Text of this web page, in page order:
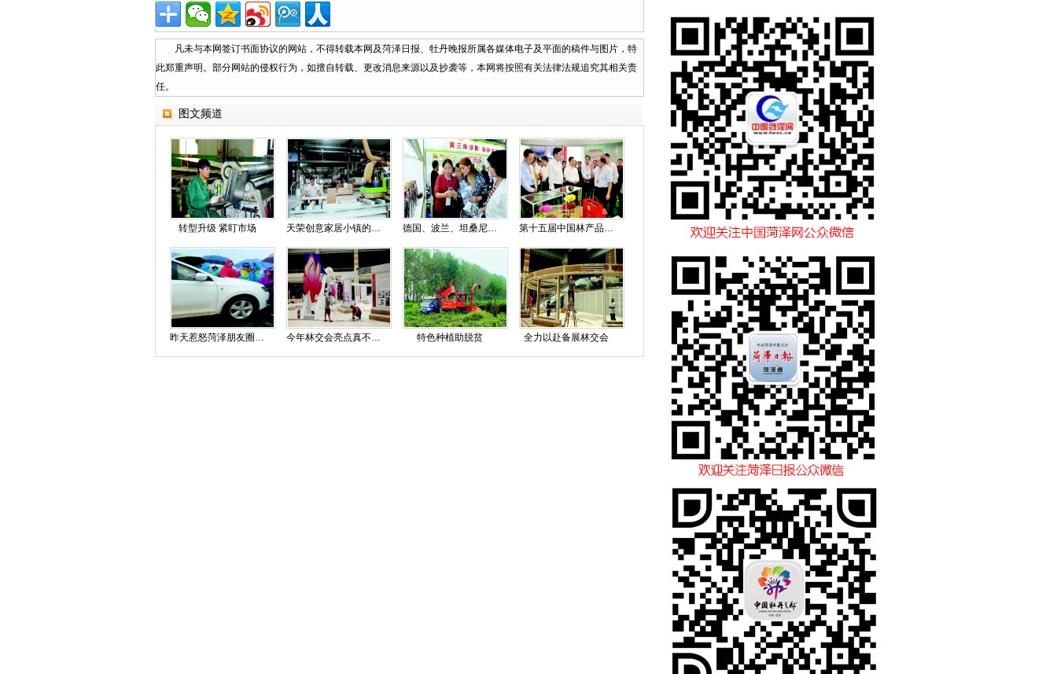
凡未与本网签订书面协议的网站，不得转载本网及菏泽日报、牡丹晚报所属各媒体电子及平面的稿件与图片，特
此郑重声明。部分网站的侵权行为，如擅自转载、更改消息来源以及抄袭等，本网将按照有关法律法规追究其相关责
任。
图文频道
转型升级 紧盯市场 天荣创意家居小镇的智能制造 德国、波兰、坦桑尼亚等外国采购商齐聚林交会 第十五届中国林产品交易会开幕
昨天惹怒菏泽朋友圈的驾驶员道歉了 今年林交会亮点真不少 中国林交会专题展首次举办 特色种植助脱贫 全力以赴备展林交会